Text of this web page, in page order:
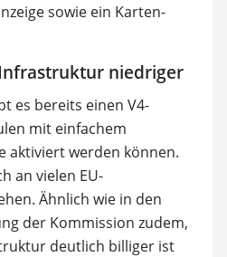
sowie ein Karten-
niedriger
es bereits einen V4-
mit einfachem
aktiviert werden können.
an vielen EU-
Ähnlich wie in den
der Kommission zudem,
deutlich billiger ist